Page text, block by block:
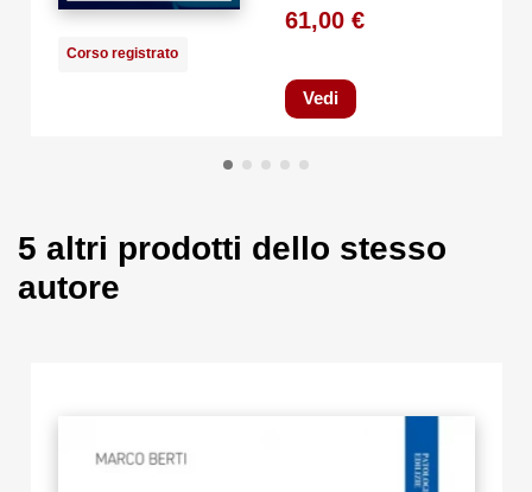
Corso registrato
61,00 €
Vedi
5 altri prodotti dello stesso
autore